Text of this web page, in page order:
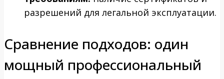
разрешений для легальной эксплуатации.
Сравнение подходов: один
мощный профессиональный